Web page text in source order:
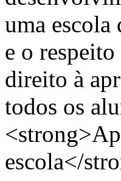
uma escola
e o
direito à
todos os
escola</